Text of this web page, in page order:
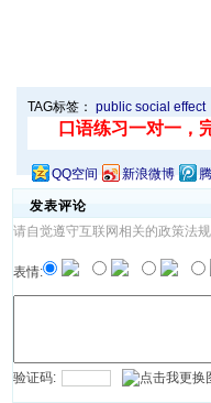
TAG标签： public social effect
QQ空间 新浪微博
发表评论
请自觉遵守互联网相关的政策法
表情:
验证码: